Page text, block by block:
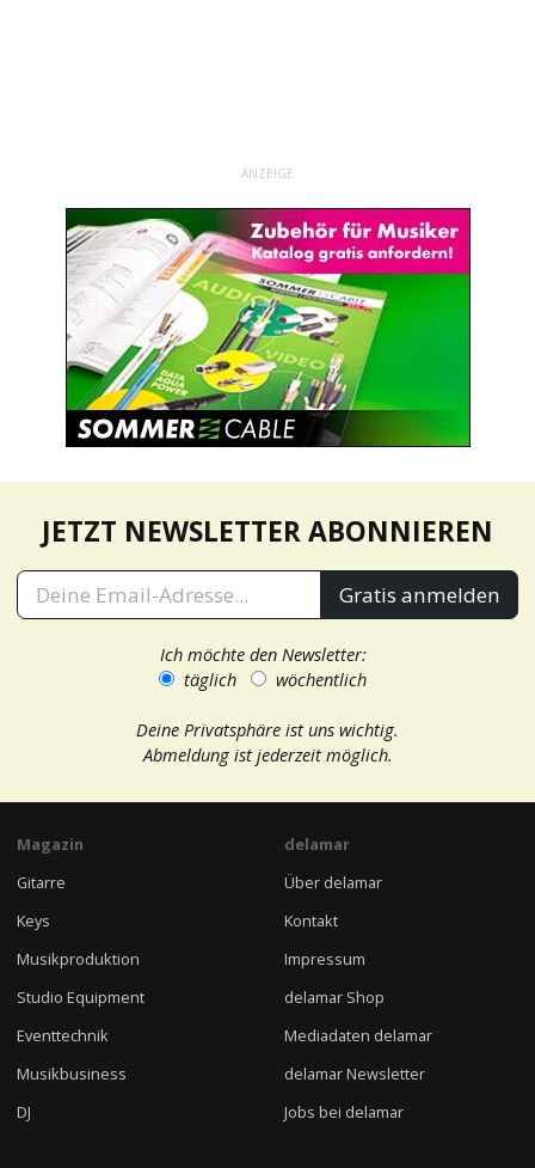
ANZEIGE
JETZT NEWSLETTER ABONNIEREN
Gratis anmelden
Ich möchte den Newsletter:
täglich
wöchentlich
Deine Privatsphäre ist uns wichtig.
Abmeldung ist jederzeit möglich.
Magazin
Gitarre
Keys
Musikproduktion
Studio Equipment
Eventtechnik
Musikbusiness
DJ
delamar
Über delamar
Kontakt
Impressum
delamar Shop
Mediadaten delamar
delamar Newsletter
Jobs bei delamar